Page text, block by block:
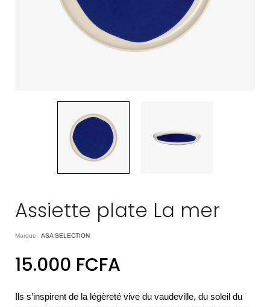
Assiette plate La mer
Marque : ASA SELECTION
15.000 FCFA
Ils s’inspirent de la légèreté vive du vaudeville, du soleil du